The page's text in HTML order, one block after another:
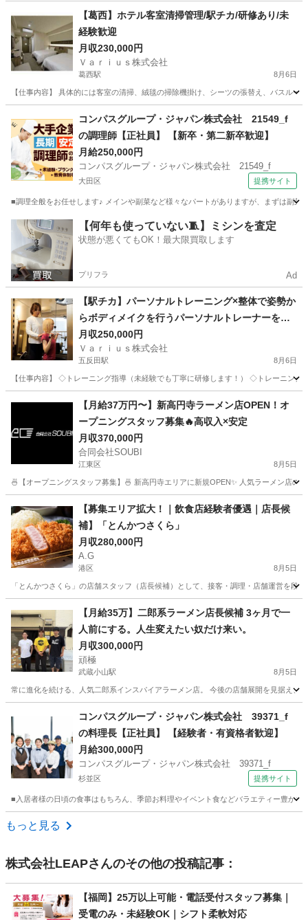
美容師
【葛西】ホテル客室清掃管理/駅チカ/研修あり/未
経験歓迎
月収230,000円
Ｖａｒｉｕｓ株式会社
葛西駅 8月6日
【仕事内容】 具体的には客室の清掃、絨毯の掃除機掛け、シーツの張替え、バスル
葛西駅 ホテル 未経験
コンパスグループ・ジャパン株式会社 21549_f
の調理師【正社員】 【新卒・第二新卒歓迎】
月給250,000円
コンパスグループ・ジャパン株式会社 21549_f
大田区 提携サイト
■調理全般をお任せします♪ メインや副菜など様々なパートがありますが、まずは副
東京 大田区 調理師
【何年も使っていない🧵】ミシンを査定
状態が悪くてもOK！最大限買取します
プリフラ Ad
【駅チカ】パーソナルトレーニング×整体で姿勢か
らボディメイクを行うパーソナルトレーナーを募
集！
月収250,000円
Ｖａｒｉｕｓ株式会社
五反田駅 8月6日
【仕事内容】 ◇トレーニング指導（未経験でも丁寧に研修します！） ◇トレーニン
五反田駅 その他
【月給37万円〜】新高円寺ラーメン店OPEN！オ
ープニングスタッフ募集🔥高収入×安定
月収370,000円
合同会社SOUBI
江東区 8月5日
🍜【オープニングスタッフ募集】🍜 新高円寺エリアに新規OPEN✨ 人気ラーメン
飲食
【募集エリア拡大！｜飲食店経験者優遇｜店長候
補】「とんかつさくら」
月収280,000円
A.G
港区 8月5日
「とんかつさくら」の店舗スタッフ（店長候補）として、接客・調理・店舗運営を
飲食
【月給35万】二郎系ラーメン店長候補 3ヶ月で一
人前にする。人生変えたい奴だけ来い。
月収300,000円
頑極
武蔵小山駅 8月5日
常に進化を続ける、人気二郎系インスパイアラーメン店。 今後の店舗展開を見据え
武蔵小山駅 飲食
コンパスグループ・ジャパン株式会社 39371_f
の料理長【正社員】 【経験者・有資格者歓迎】
月給300,000円
コンパスグループ・ジャパン株式会社 39371_f
杉並区 提携サイト
■入居者様の日頃の食事はもちろん、季節お料理やイベント食などバラエティー豊か
東京 杉並区
もっと見る
株式会社LEAPさんのその他の投稿記事：
【福岡】25万以上可能・電話受付スタッフ募集｜
受電のみ・未経験OK｜シフト柔軟対応